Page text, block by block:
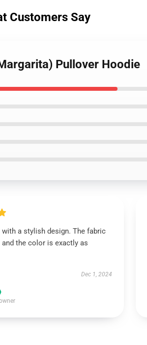
Customers Say
Pullover Hoodie
with a stylish design. The fabric
the color is exactly as
Dec 1, 2024